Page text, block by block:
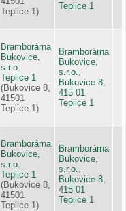
Teplice 1)
Teplice 1
Bramborárna
Bukovice,
s.r.o.
Teplice 1
(Bukovice 8,
41501
Teplice 1)
Bramborárna
Bukovice,
s.r.o.,
Bukovice 8,
415 01
Teplice 1
Bramborárna
Bukovice,
s.r.o.
Teplice 1
(Bukovice 8,
41501
Teplice 1)
Bramborárna
Bukovice,
s.r.o.,
Bukovice 8,
415 01
Teplice 1